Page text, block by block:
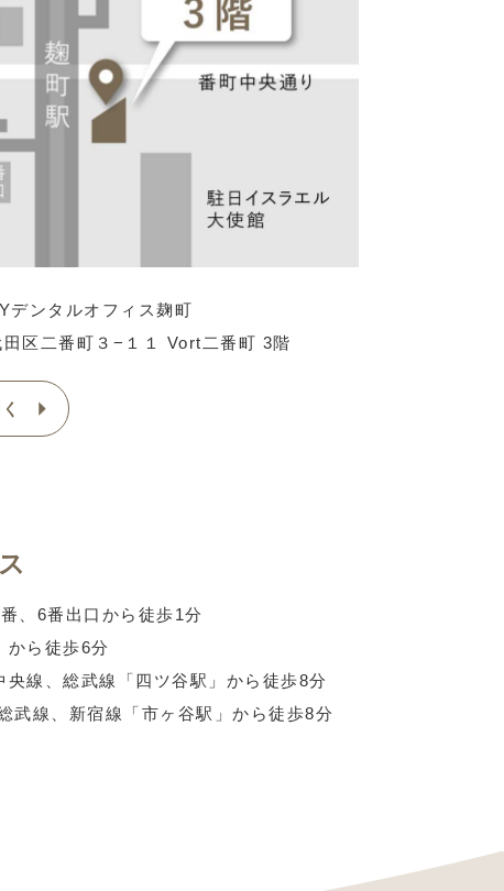
デンタルオフィス麹町
区二番町３−１１ Vort二番町 3階
、6番出口から徒歩1分
から徒歩6分
線、 総武線「四ツ谷駅」から徒歩8分
武線、 新宿線「市ヶ谷駅」から徒歩8分